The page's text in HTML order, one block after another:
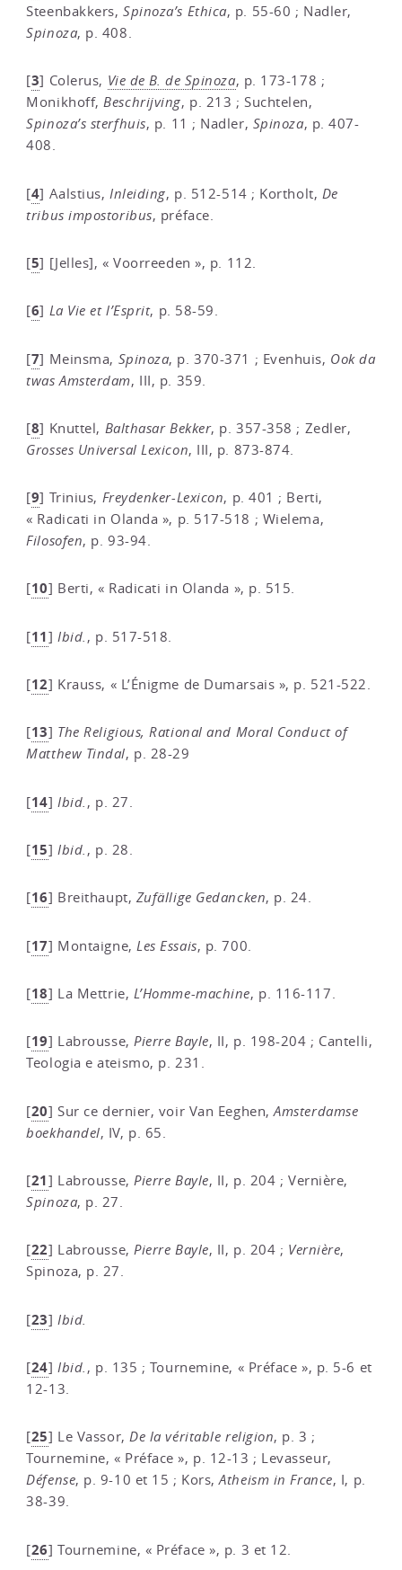
Steenbakkers,Spinoza’s Ethica, p. 55-60 ; Nadler,
Spinoza, p. 408.
[3] Colerus, Vie de B. de Spinoza, p. 173-178 ;
Monikhoff,Beschrijving, p. 213 ; Suchtelen,
Spinoza’s sterfhuis, p. 11 ; Nadler, Spinoza, p. 407-
408.
[4] Aalstius, Inleiding, p. 512-514 ; Kortholt, De
tribus impostoribus, préface.
[5] [Jelles], « Voorreeden », p. 112.
[6] La Vie et l’Esprit, p. 58-59.
[7] Meinsma, Spinoza, p. 370-371 ; Evenhuis, Ook da
twas Amsterdam, III, p. 359.
[8] Knuttel, Balthasar Bekker, p. 357-358 ; Zedler,
Grosses Universal Lexicon, III, p. 873-874.
[9] Trinius, Freydenker-Lexicon, p. 401 ; Berti,
« Radicati in Olanda », p. 517-518 ; Wielema,
Filosofen, p. 93-94.
[10] Berti, « Radicati in Olanda », p. 515.
[11]Ibid. , p. 517-518.
[12] Krauss, « L’Énigme de Dumarsais », p. 521-522.
[13] The Religious, Rational and Moral Conduct of
Matthew Tindal, p. 28-29
[14] Ibid. , p. 27.
[15]Ibid. , p. 28.
[16] Breithaupt, Zufällige Gedancken, p. 24.
[17] Montaigne, Les Essais, p. 700.
[18] La Mettrie, L’Homme-machine, p. 116-117.
[19] Labrousse,Pierre Bayle, II, p. 198-204 ; Cantelli,
Teologia e ateismo, p. 231.
[20] Sur ce dernier, voir Van Eeghen,Amsterdamse
boekhandel, IV, p. 65.
[21] Labrousse,Pierre Bayle, II, p. 204 ; Vernière,
Spinoza, p. 27.
[22] Labrousse,Pierre Bayle, II, p. 204 ; Vernière,
Spinoza, p. 27.
[23] Ibid.
[24]Ibid. , p. 135 ; Tournemine, « Préface », p. 5-6 et
12-13.
[25] Le Vassor,De la véritable religion, p. 3 ;
Tournemine, « Préface », p. 12-13 ; Levasseur,
Défense, p. 9-10 et 15 ; Kors,Atheism in France, I, p.
38-39.
[26]Tournemine, « Préface », p. 3 et 12.